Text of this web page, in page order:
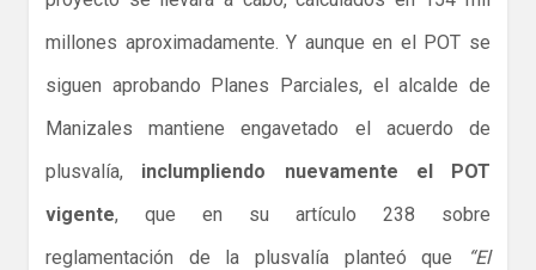
millones aproximadamente. Y aunque en el POT se
siguen aprobando Planes Parciales, el alcalde de
Manizales mantiene engavetado el acuerdo de
plusvalía, inclumpliendo nuevamente el POT
vigente, que en su artículo 238 sobre
reglamentación de la plusvalía planteó que “El